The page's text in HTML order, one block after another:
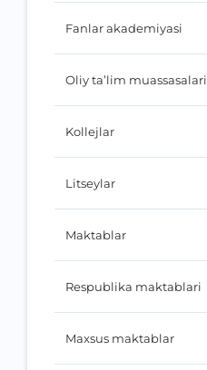
Fanlar akademiyasi
Oliy ta’lim muassasalari
Kollejlar
Litseylar
Maktablar
Respublika maktablari
Maxsus maktablar